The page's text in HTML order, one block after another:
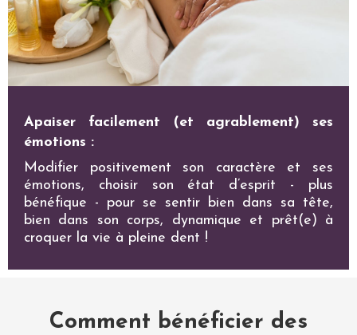
Apaiser facilement (et agrablement) ses
émotions :
Modifier positivement son caractère et ses
émotions, choisir son état d’esprit - plus
bénéfique - pour se sentir bien dans sa tête,
bien dans son corps, dynamique et prêt(e) à
croquer la vie à pleine dent !
Comment bénéficier des